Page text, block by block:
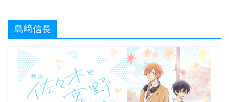
島﨑信長